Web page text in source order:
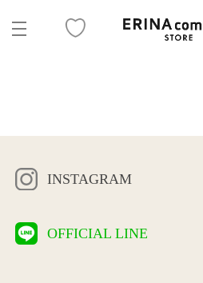
INSTAGRAM
OFFICIAL LINE